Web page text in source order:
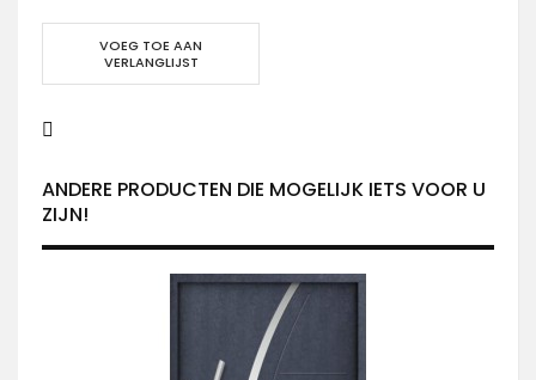
VOEG TOE AAN
VERLANGLIJST
ANDERE PRODUCTEN DIE MOGELIJK IETS VOOR U
ZIJN!